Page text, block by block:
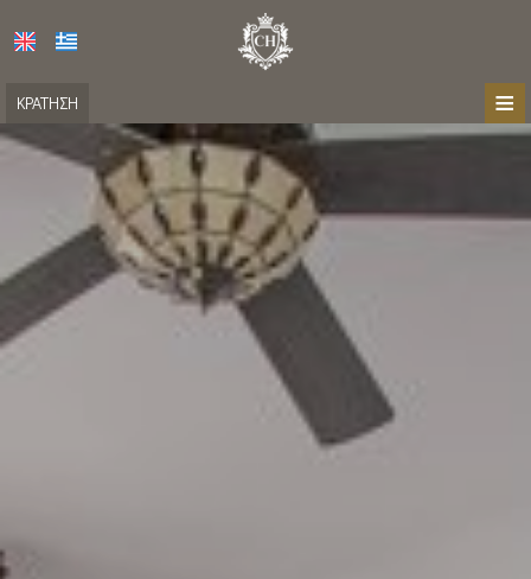
≡
ΚΡΆΤΗΣΗ
ΑΡΧΙΚΉ
ΤΟΠΟΘΕΣΊΑ
ΔΙΑΜΟΝΉ
ΠΑΡΟΧΈΣ
ΦΩΤΟΓΡΑΦΊΕΣ
ΕΠΙΚΟΙΝΩΝΊΑ